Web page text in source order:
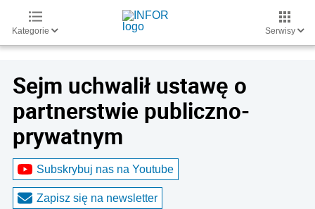
Kategorie Serwisy
Sejm uchwalił ustawę o
partnerstwie publiczno-
prywatnym
Subskrybuj nas na Youtube
Zapisz się na newsletter